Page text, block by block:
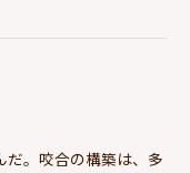
だ。咬合の構築は、多